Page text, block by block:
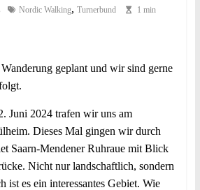
Nordic Walking, Turnerbund
1 min
geplant und wir sind gerne
Juni 2024 trafen wir uns am
Dieses Mal gingen wir durch
Saarn-Mendener Ruhraue mit Blick
Nicht nur landschaftlich, sondern
ist es ein interessantes Gebiet. Wie